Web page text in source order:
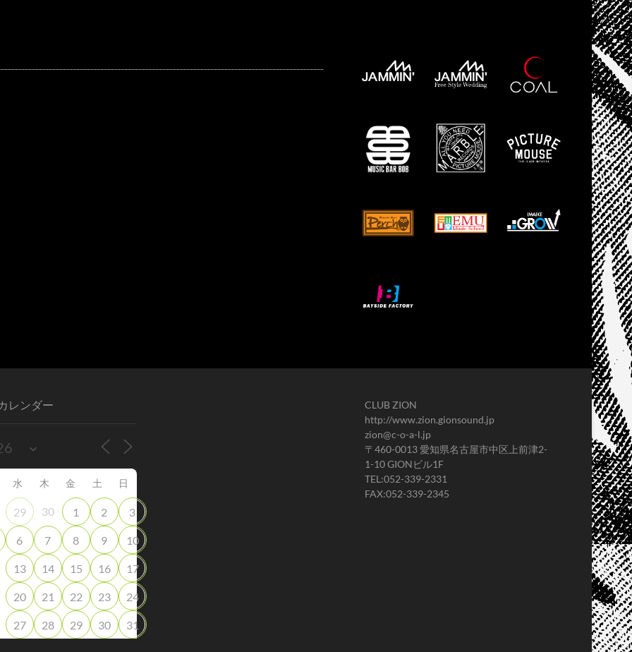
レンダー
水 木 金 土 日
29 30 1 2 3
6 7 8 9 10
13 14 15 16 17
20 21 22 23 24
27 28 29 30 31
CLUB ZION
http://www.zion.gionsound.jp
zion@c-o-a-l.jp
〒460-0013 愛知県名古屋市中区上前津2-
1-10 GIONビル1F
TEL:052-339-2331
FAX:052-339-2345